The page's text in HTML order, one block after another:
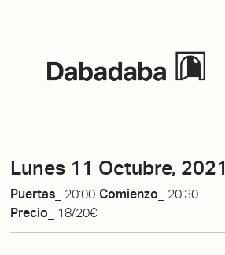
Lunes 11 Octubre, 2021
Puertas_ 20:00 Comienzo_ 20:30
Precio_
18/20€